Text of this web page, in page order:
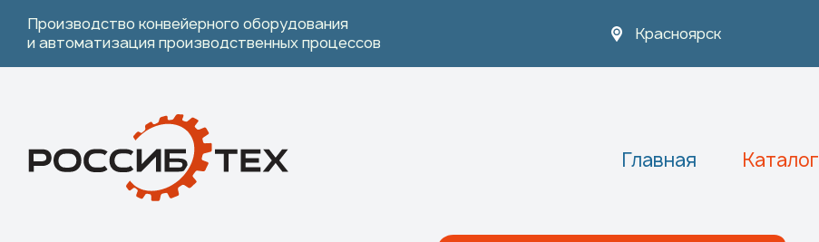
Производство конвейерного оборудования
и автоматизация производственных процессов
Красноярск
Основная навигация
Главная Каталог